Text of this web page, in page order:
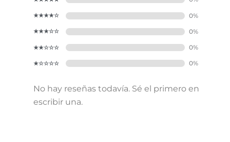
No hay reseñas todavía. Sé el primero en
escribir una.